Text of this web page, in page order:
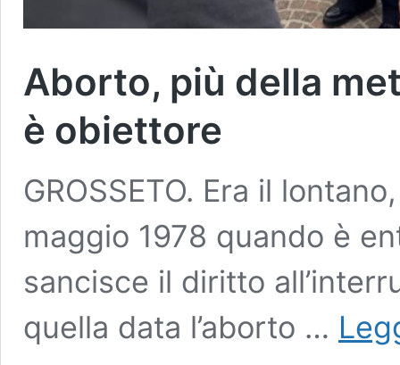
Aborto, più della
è obiettore
GROSSETO. Era il
maggio 1978 quando è
sancisce il diritto
quella data l’aborto …